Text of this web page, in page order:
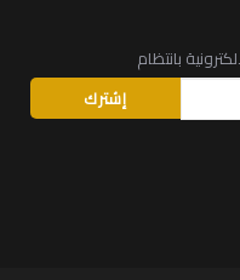
بانتظام